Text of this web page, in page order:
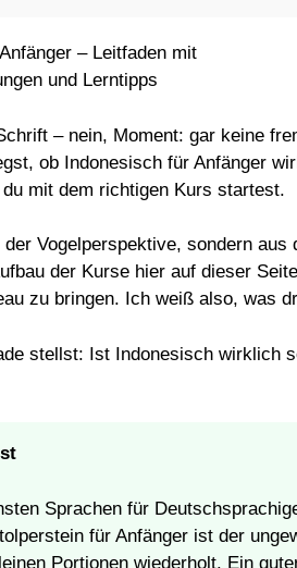
– nein, Moment: gar keine
ob Indonesisch für Anfänger
mit dem richtigen Kurs startest.
Vogelperspektive, sondern
der Kurse hier auf dieser
zu bringen. Ich weiß also, was
stellst: Ist Indonesisch wirklich
Sprachen für
für Anfänger ist der
Portionen wiederholt. Ein